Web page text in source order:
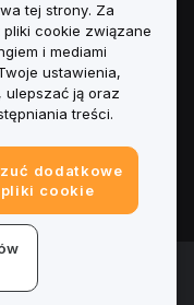
tej strony. Za
cookie związane
i mediami
ustawienia,
ulepszać ją oraz
treści.
dodatkowe
pliki cookie